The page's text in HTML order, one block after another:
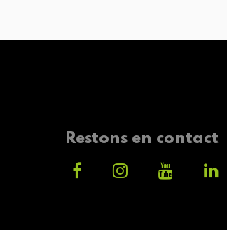
Restons en contact